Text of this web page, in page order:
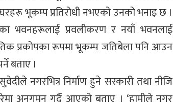
भूकम्प प्रतिरोधी नभएको उनको भनाइ छ ।
भवनहरूलाई प्रवलीकरण र नयाँ भवनलाई
प्रकोपका रूपमा भूकम्प जतिबेला पनि आउन
बताए ।
नगरभित्र निर्माण हुने सरकारी तथा नीजि